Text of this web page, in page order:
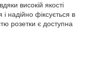
високій якості
і надійно фіксується в
розетки є доступна